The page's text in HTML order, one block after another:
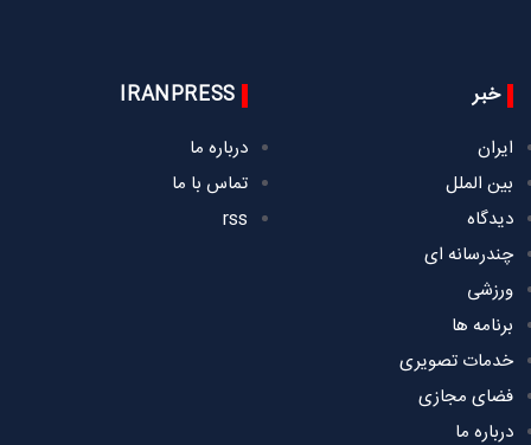
خبر
ایران
بین الملل
دیدگاه
چندرسانه ای
ورزشی
برنامه ها
خدمات تصویری
فضای مجازی
درباره ما
IRANPRESS
درباره ما
تماس با ما
rss